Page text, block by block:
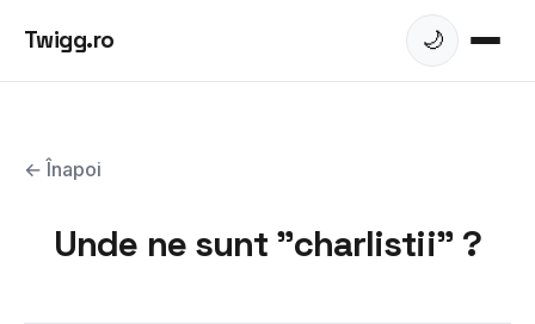
Twigg.ro 🌙
← Înapoi
Unde ne sunt "charlistii" ?